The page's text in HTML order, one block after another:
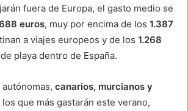
fuera de Europa, el gasto medio se
euros, muy por encima de los 1.387
a viajes europeos y de los 1.268
playa dentro de España.
canarios, murcianos y
los que más gastarán este verano,